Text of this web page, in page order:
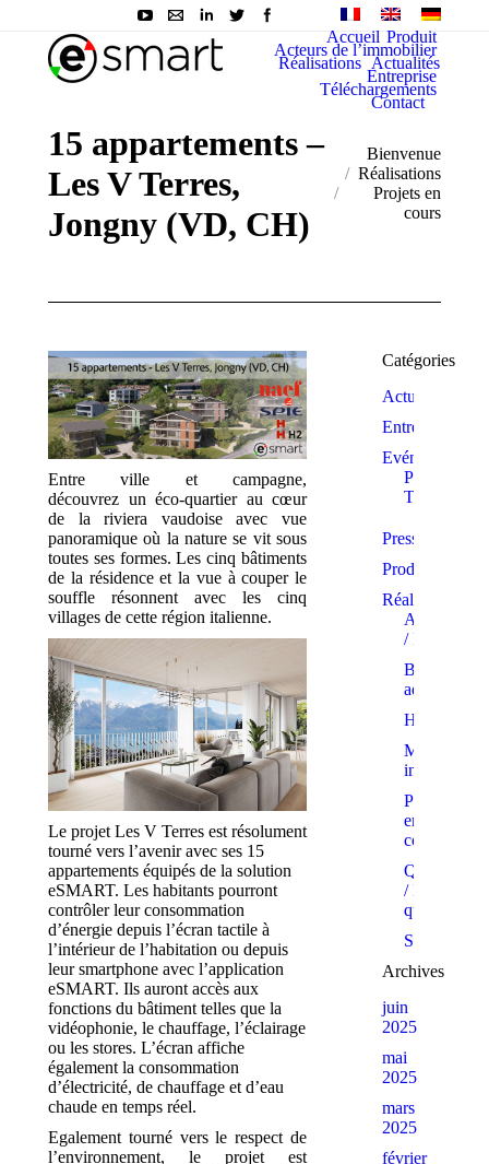
Accueil Produit
Acteurs de l’immobilier
Réalisations Actualités
Entreprise
Téléchargements
Contact
15 appartements –
Les V Terres,
Jongny (VD, CH)
You are here:
Bienvenue
Réalisations
Projets en
cours
Entre ville et campagne,
découvrez un éco-quartier au cœur
de la riviera vaudoise avec vue
panoramique où la nature se vit sous
toutes ses formes. Les cinq bâtiments
de la résidence et la vue à couper le
souffle résonnent avec les cinq
villages de cette région italienne.
Le projet Les V Terres est résolument
tourné vers l’avenir avec ses 15
appartements équipés de la solution
eSMART. Les habitants pourront
contrôler leur consommation
d’énergie depuis l’écran tactile à
l’intérieur de l’habitation ou depuis
leur smartphone avec l’application
eSMART. Ils auront accès aux
fonctions du bâtiment telles que la
vidéophonie, le chauffage, l’éclairage
ou les stores. L’écran affiche
également la consommation
d’électricité, de chauffage et d’eau
chaude en temps réel.
Egalement tourné vers le respect de
l’environnement, le projet est
Catégories
Actualité
Entreprise
Evénements
Prix et
Trophées
Presse
Produits
Réalisations
/ PPE
Bâtiments
Hôtels
Maisons
Projets
en
cours
Quartiers
/ Eco-
quartiers
Showrooms
Archives
juin
2025
mai
2025
mars
2025
février